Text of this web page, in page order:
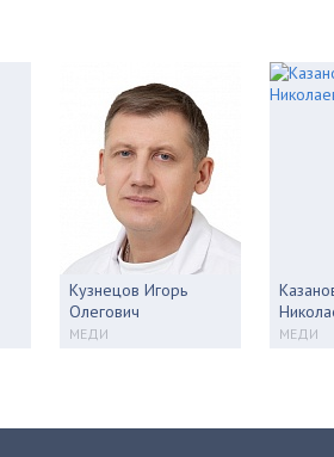
Кузнецов Игорь
Олегович
МЕДИ МЕДИ